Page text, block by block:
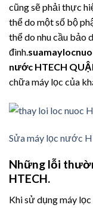
cũng sẽ phải thực
thể do một số bộ
thể do nhu cầu bảo
đình.
nước HTECH
chữa máy lọc của
Sửa máy lọc nước
Những lỗi
HTECH.
Khi sử dụng máy